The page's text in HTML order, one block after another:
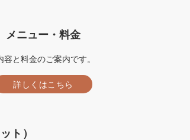
メニュー・料金
容と料金のご案内です。
詳しくはこちら
ト）